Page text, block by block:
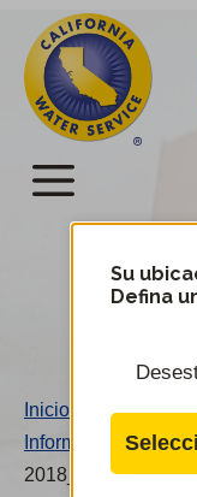
directamente
contenido
principal
Alertas
de
Cal
Water
Menú
Menú
servicio
de
Cal
Water
Su
Defina
Inicio
Informe anual 2018